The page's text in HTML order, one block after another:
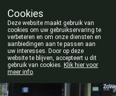
NIEUW ADRES!
011/42.25.56
gesloten
Cookies
Deze website maakt gebruik van
cookies om uw gebruikservaring te
verbeteren en om onze diensten en
aanbiedingen aan te passen aan
uw interesses. Door op deze
website te blijven, accepteert u dit
gebruik van cookies. Klik hier voor
meer info.